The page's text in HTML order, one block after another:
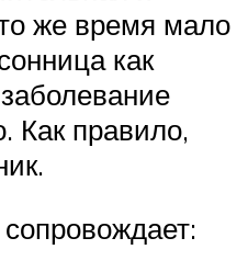
же время мало
как
Как правило,